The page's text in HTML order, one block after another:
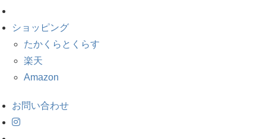
ショッピング
たかくらとくらす
楽天
Amazon
お問い合わせ